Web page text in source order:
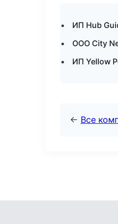
ИП Hub
ООО City
ИП Yellow
← Все